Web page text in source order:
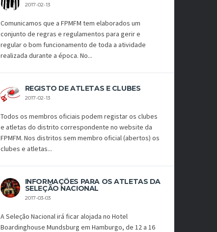
2017-02-13
Comunicamos que a FPMFM tem elaborados um
conjunto de regras e regulamentos para gerir e
regular o bom funcionamento de toda a atividade
realizada durante a época. No...
REGISTO DE ATLETAS E CLUBES
2017-02-13
Todos os membros oficiais podem registar os clubes
e atletas do distrito correspondente no website da
FPMFM. Nos distritos sem membro oficial (abertos) os
clubes e atletas...
INFORMAÇÕES PARA OS ATLETAS DA
SELEÇÃO NACIONAL
2017-03-03
A Seleção Nacional irá ficar alojada no Hotel
Boardinghouse Mundsburg em Hamburgo, de 12 a 16